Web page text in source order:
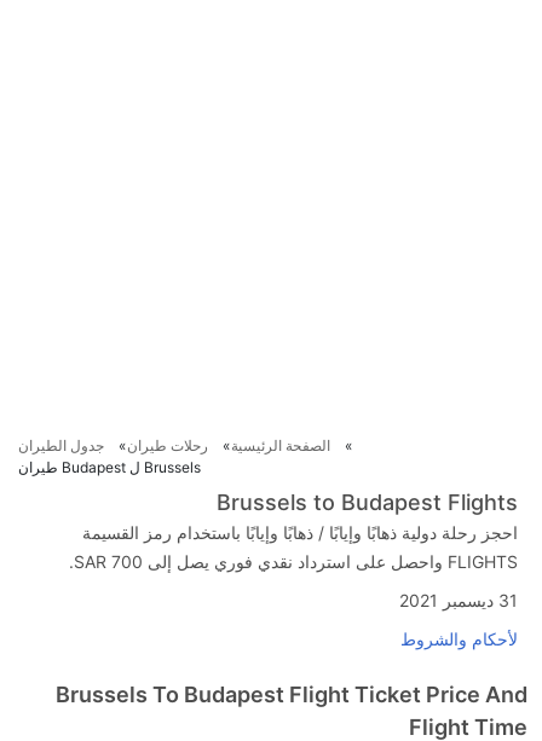
الصفحة الرئيسية رحلات طيران
جدول الطيران
Brussels ل Budapest طيران
Brussels to Budapest Flights
احجز رحلة دولية ذهابًا وإيابًا / ذهابًا وإيابًا باستخدام رمز القسيمة
FLIGHTS واحصل على استرداد نقدي فوري يصل إلى SAR 700.
31 ديسمبر 2021
لأحكام والشروط
Brussels To Budapest Flight Ticket Price And
Flight Time